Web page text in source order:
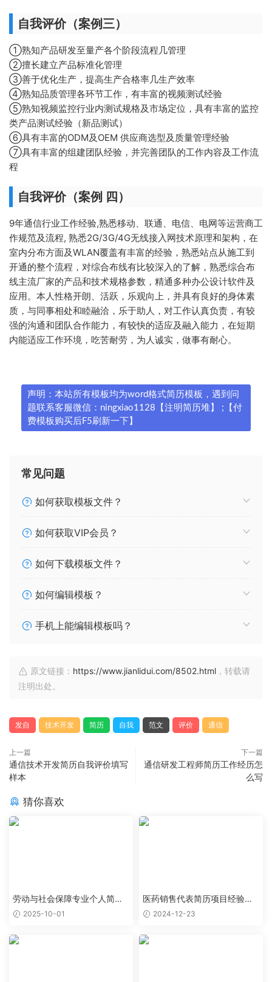
自我评价（案例三）
①熟知产品研发至量产各个阶段流程几管理
②擅长建立产品标准化管理
③善于优化生产，提高生产合格率几生产效率
④熟知品质管理各环节工作，有丰富的视频测试经验
⑤熟知视频监控行业内测试规格及市场定位，具有丰富的监控
类产品测试经验（新品测试）
⑥具有丰富的ODM及OEM 供应商选型及质量管理经验
⑦具有丰富的组建团队经验，并完善团队的工作内容及工作流
程
自我评价（案例 四）
9年通信行业工作经验,熟悉移动、联通、电信、电网等运营商工
作规范及流程, 熟悉2G/3G/4G无线接入网技术原理和架构，在
室内分布方面及WLAN覆盖有丰富的经验，熟悉站点从施工到
开通的整个流程，对综合布线有比较深入的了解，熟悉综合布
线主流厂家的产品和技术规格参数，精通多种办公设计软件及
应用。本人性格开朗、活跃，乐观向上，并具有良好的身体素
质，与同事相处和睦融洽，乐于助人，对工作认真负责，有较
强的沟通和团队合作能力，有较快的适应及融入能力，在短期
内能适应工作环境，吃苦耐劳，为人诚实，做事有耐心。
声明：本站所有模板均为word格式简历模板，遇到问
题联系客服微信：ningxiao1128【注明简历堆】 ;【付
费模板购买后F5刷新一下】
常见问题
如何获取模板文件？
如何获取VIP会员？
如何下载模板文件？
如何编辑模板？
手机上能编辑模板吗？
原文链接： https://www.jianlidui.com/8502.html ，转载请
注明出处。
发自 技术开发 简历 自我 范文 评价 通信
上一篇
通信技术开发简历自我评价填写
样本
下一篇
通信研发工程师简历工作经历怎
么写
猜你喜欢
劳动与社会保障专业个人简历
范文2025-10-01
医药销售代表简历项目经验怎
么写2024-12-23